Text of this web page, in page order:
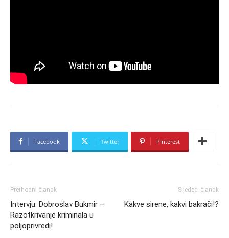
Facebook Twitter Pinterest
Prethodni članak
Intervju: Dobroslav Bukmir –
Razotkrivanje kriminala u
poljoprivredi!
Sljedeći članak
Kakve sirene, kakvi bakrači!?